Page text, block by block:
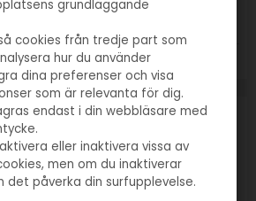
grundläggande
cookies från tredje part som
hur du använder
dina preferenser och visa
som är relevanta för dig.
endast i din webbläsare med
eller inaktivera vissa av
men om du inaktiverar
det påverka din surfupplevelse.
Guld Silver Brons